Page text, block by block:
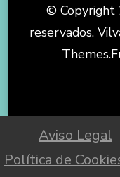
© Copyright
reservados.
Themes
Aviso Legal
Política de